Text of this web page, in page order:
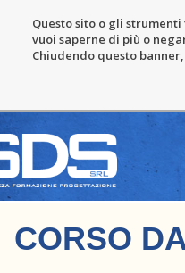
Questo sito o gli
vuoi saperne di più o
Chiudendo questo
CORSO